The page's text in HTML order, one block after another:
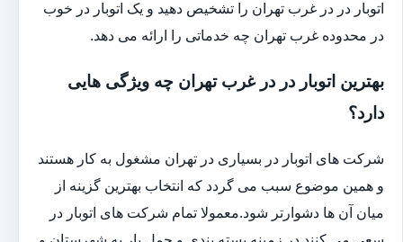
اتوبار در در غرب تهران را تشخیص دهید و یک اتوبار در خوب
در محدوده غرب تهران چه خدماتی را ارائه می دهد.
بهترین اتوبار در در غرب تهران چه ویژگی هایی
دارد؟
شرکت های اتوبار در بسیاری در تهران مشغول به کار هستند
و همین موضوع سبب می گردد که انتخاب بهترین گزینه از
میان آن ها دشوارتر شود.معمولا تمام شرکت های اتوبار در